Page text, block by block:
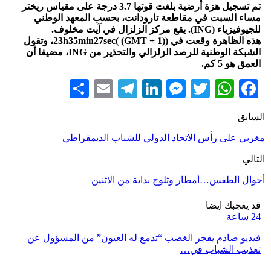
تم تسجيل هزة أرضية بلغت قوتها 3.7 درجة على مقياس ريختر
مساء السبت في مقاطعة تارودانت، بحسب المعهد الوطني
للجيوفيزياء (ING). يقع مركز الزلزال في آيت مخلوف.
هذه الظاهرة وقعت في (23h35min27sec( (GMT + 1)، وتقول
الشبكة الوطنية للرصد الزلزالي والتحذير من ING، مضيفا أن
العمق هو 5 كم.
Facebook
WhatsApp
Twitter
Messenger
LinkedIn
Telegram
Email
السابق
مغربي على رأس الاتحاد الدولي للشباب الديمقراطي
التالي
أحوال الطقس…أمطار وثلوج بداية من الاثنين
قد يعجبك ايضا
24 ساعة
فيديو صادم يفجر الغضب “تدمع له العيون” من المسؤول عن
تعذيب الشباب في…